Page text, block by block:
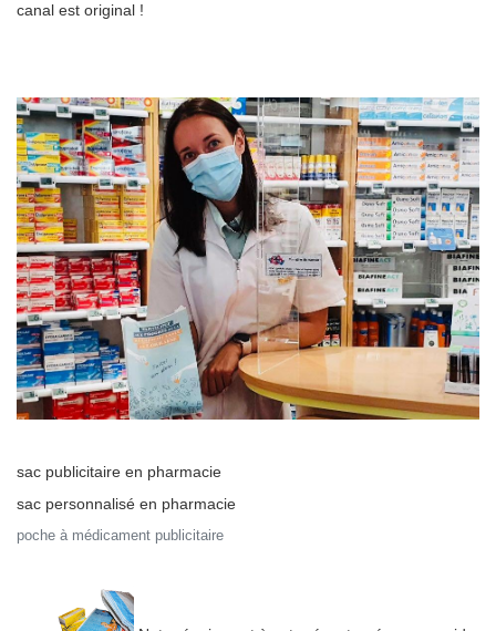
canal est original !
sac publicitaire en pharmacie
sac personnalisé en pharmacie
poche à médicament publicitaire